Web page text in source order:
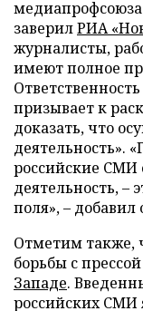
заверилРИА
журналисты,
имеют полное
призывает к
доказать, что
деятельность».
российские СМИ
деятельность, –
поля», – добавил
Отметим также,
борьбы с
Западе.
российских СМИ